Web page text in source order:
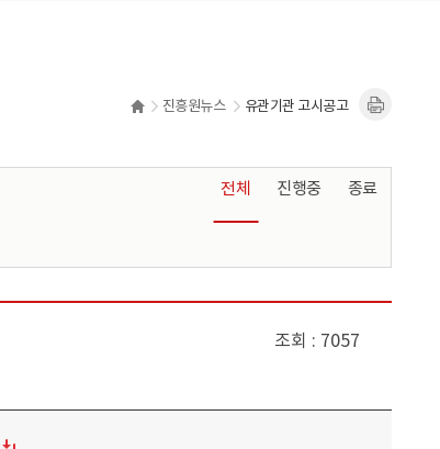
진흥원뉴스 유관기관 고시공고
전체 진행중 종료
조회 7057